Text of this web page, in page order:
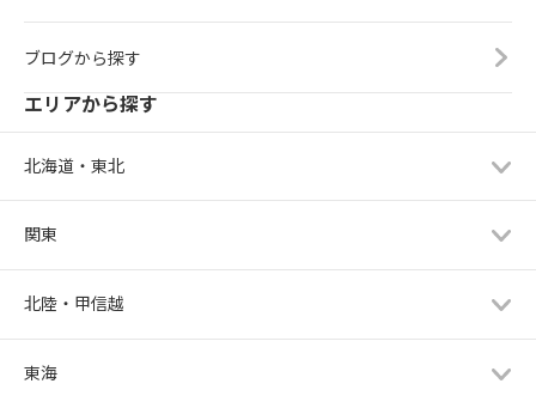
ブログから探す
エリアから探す
北海道・東北
関東
北陸・甲信越
東海